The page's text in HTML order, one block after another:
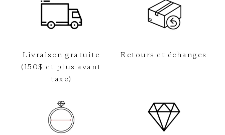
Livraison gratuite
(150$ et plus avant
taxe)
Retours et échanges